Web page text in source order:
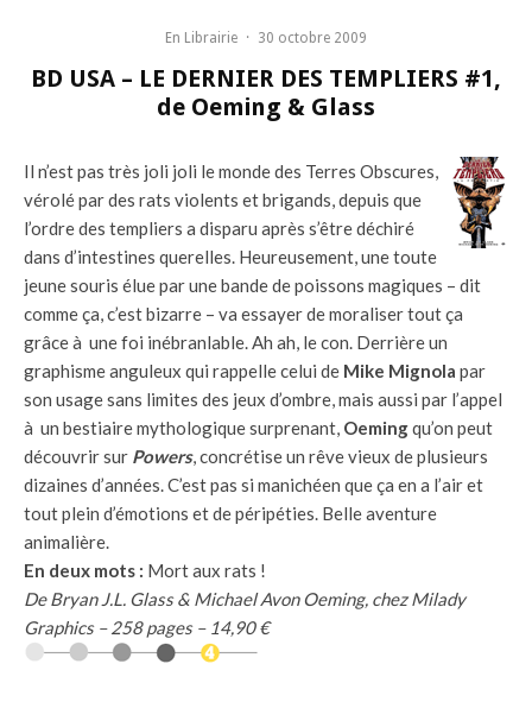
En Librairie · 30 octobre 2009
BD USA – LE DERNIER DES TEMPLIERS #1,
de Oeming & Glass
Il n’est pas très joli joli le monde des Terres Obscures,
vérolé par des rats violents et brigands, depuis que
l’ordre des templiers a disparu après s’être déchiré
dans d’intestines querelles. Heureusement, une toute
jeune souris élue par une bande de poissons magiques – dit
comme ça, c’est bizarre – va essayer de moraliser tout ça
grâce à une foi inébranlable. Ah ah, le con. Derrière un
graphisme anguleux qui rappelle celui de Mike Mignola par
son usage sans limites des jeux d’ombre, mais aussi par l’appel
à un bestiaire mythologique surprenant, Oemingqu’on peut
découvrir sur Powers, concrétise un rêve vieux de plusieurs
dizaines d’années. C’est pas si manichéen que ça en a l’air et
tout plein d’émotions et de péripéties. Belle aventure
animalière.
En deux mots : Mort aux rats !
De Bryan J.L. Glass & Michael Avon Oeming, chez Milady
Graphics – 258 pages – 14,90 €